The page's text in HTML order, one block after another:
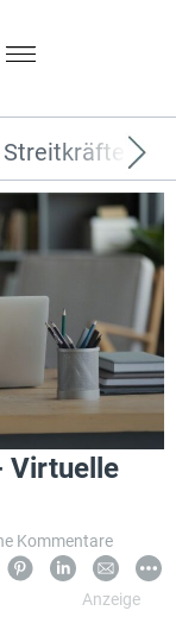
Streitkräfte
Virtuelle
Kommentare